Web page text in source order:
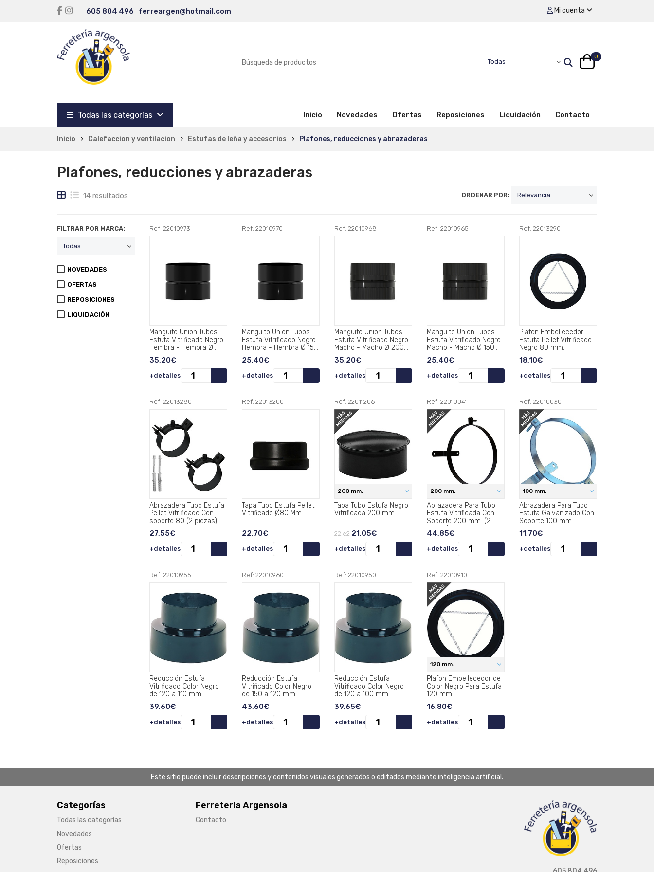
605 804 496 ferreargen@hotmail.com Mi cuenta
0
Todas las categorías Inicio (activo)Novedades Ofertas Reposiciones Liquidación Contacto
Inicio Calefaccion y ventilacion Estufas de leña y accesorios Plafones, reducciones y abrazaderas
Plafones, reducciones y abrazaderas
14 resultados ORDENAR POR:
FILTRAR POR MARCA:
NOVEDADES
OFERTAS
REPOSICIONES
LIQUIDACIÓN
Ref: 22010973
Manguito Union Tubos
Estufa Vitrificado Negro
Hembra - Hembra Ø
200 mm..
35,20€
+detalles
Ref: 22010970
Manguito Union Tubos
Estufa Vitrificado Negro
Hembra - Hembra Ø 150
mm. .
25,40€
+detalles
Ref: 22010968
Manguito Union Tubos
Estufa Vitrificado Negro
Macho - Macho Ø 200
mm..
35,20€
+detalles
Ref: 22010965
Manguito Union Tubos
Estufa Vitrificado Negro
Macho - Macho Ø 150
mm..
25,40€
+detalles
Ref: 22013290
Plafon Embellecedor
Estufa Pellet Vitrificado
Negro 80 mm..
18,10€
+detalles
Ref: 22013280
Abrazadera Tubo Estufa
Pellet Vitrificado Con
soporte 80 (2 piezas).
27,55€
+detalles
Ref: 22013200
Tapa Tubo Estufa Pellet
Vitrificado Ø80 Mm .
22,70€
+detalles
Ref: 22011206
200 mm.
Tapa Tubo Estufa Negro
Vitrificada 200 mm..
22,62 21,05€
+detalles
Ref: 22010041
200 mm.
Abrazadera Para Tubo
Estufa Vitrificada Con
Soporte 200 mm. (2
Piezas).
44,85€
+detalles
Ref: 22010030
100 mm.
Abrazadera Para Tubo
Estufa Galvanizado Con
Soporte 100 mm..
11,70€
+detalles
Ref: 22010955
Reducción Estufa
Vitrificado Color Negro
de 120 a 110 mm..
39,60€
+detalles
Ref: 22010960
Reducción Estufa
Vitrificado Color Negro
de 150 a 120 mm..
43,60€
+detalles
Ref: 22010950
Reducción Estufa
Vitrificado Color Negro
de 120 a 100 mm..
39,65€
+detalles
Ref: 22010910
120 mm.
Plafon Embellecedor de
Color Negro Para Estufa
120 mm..
16,80€
+detalles
Este sitio puede incluir descripciones y contenidos visuales generados o editados mediante inteligencia artificial.
Categorías
Todas las categorías
Novedades
Ofertas
Reposiciones
Ferreteria Argensola
Contacto